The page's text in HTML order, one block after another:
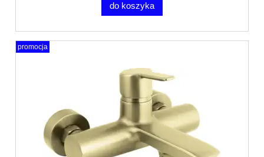
do koszyka
promocja